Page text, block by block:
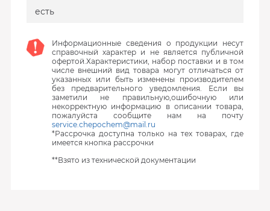
есть
Информационные сведения о продукции несут
справочный характер и не является публичной
офертой.Характеристики, набор поставки и в том
числе внешний вид товара могут отличаться от
указанных или быть изменены производителем
без предварительного уведомления. Если вы
заметили не правильную,ошибочную или
некорректную информацию в описании товара,
пожалуйста сообщите нам на почту
service.chepochem@mail.ru
*Рассрочка доступна только на тех товарах, где
имеется кнопка рассрочки
**Взято из технической документации